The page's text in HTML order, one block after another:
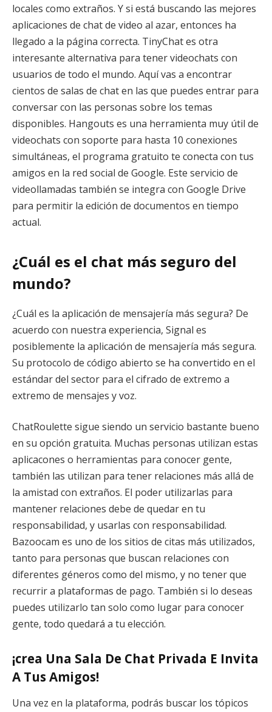
locales como extraños. Y si está buscando las mejores
aplicaciones de chat de video al azar, entonces ha
llegado a la página correcta. TinyChat es otra
interesante alternativa para tener videochats con
usuarios de todo el mundo. Aquí vas a encontrar
cientos de salas de chat en las que puedes entrar para
conversar con las personas sobre los temas
disponibles. Hangouts es una herramienta muy útil de
videochats con soporte para hasta 10 conexiones
simultáneas, el programa gratuito te conecta con tus
amigos en la red social de Google. Este servicio de
videollamadas también se integra con Google Drive
para permitir la edición de documentos en tiempo
actual.
¿Cuál es el chat más seguro del
mundo?
¿Cuál es la aplicación de mensajería más segura? De
acuerdo con nuestra experiencia, Signal es
posiblemente la aplicación de mensajería más segura.
Su protocolo de código abierto se ha convertido en el
estándar del sector para el cifrado de extremo a
extremo de mensajes y voz.
ChatRoulette sigue siendo un servicio bastante bueno
en su opción gratuita. Muchas personas utilizan estas
aplicacones o herramientas para conocer gente,
también las utilizan para tener relaciones más allá de
la amistad con extraños. El poder utilizarlas para
mantener relaciones debe de quedar en tu
responsabilidad, y usarlas con responsabilidad.
Bazoocam es uno de los sitios de citas más utilizados,
tanto para personas que buscan relaciones con
diferentes géneros como del mismo, y no tener que
recurrir a plataformas de pago. También si lo deseas
puedes utilizarlo tan solo como lugar para conocer
gente, todo quedará a tu elección.
¡crea Una Sala De Chat Privada E Invita
A Tus Amigos!
Una vez en la plataforma, podrás buscar los tópicos